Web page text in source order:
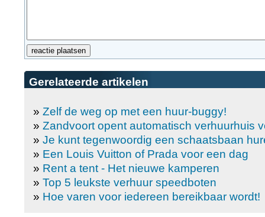
Gerelateerde artikelen
» Zelf de weg op met een huur-buggy!
» Zandvoort opent automatisch verhuurhuis
» Je kunt tegenwoordig een schaatsbaan
» Een Louis Vuitton of Prada voor een dag
» Rent a tent - Het nieuwe kamperen
» Top 5 leukste verhuur speedboten
» Hoe varen voor iedereen bereikbaar wordt!